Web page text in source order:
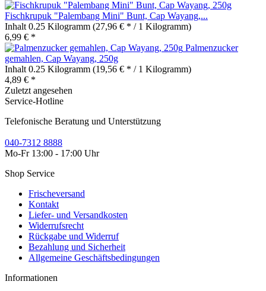
Fischkrupuk "Palembang Mini" Bunt, Cap Wayang,...
Inhalt 0.25 Kilogramm (27,96 € * / 1 Kilogramm)
6,99 € *
Palmenzucker
gemahlen, Cap Wayang, 250g
Inhalt 0.25 Kilogramm (19,56 € * / 1 Kilogramm)
4,89 € *
Zuletzt angesehen
Service-Hotline
Telefonische Beratung und Unterstützung
040-7312 8888
Mo-Fr 13:00 - 17:00 Uhr
Shop Service
Frischeversand
Kontakt
Liefer- und Versandkosten
Widerrufsrecht
Rückgabe und Widerruf
Bezahlung und Sicherheit
Allgemeine Geschäftsbedingungen
Informationen